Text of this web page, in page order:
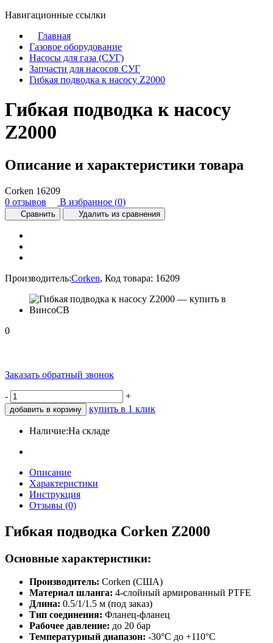
Навигационные ссылки
Главная
Газовое оборудование
Насосы для газа (СУГ)
Запчасти для насосов СУГ
Гибкая подводка к насосу Z2000
Гибкая подводка к насосу
Z2000
Описание и характеристики товара
Corken 16209
0 отзывов
В избранное (0)
Сравнить Удалить из сравнения
Производитель:Corken, Код товара: 16209
0
Заказать обратный звонок
- +
добавить в корзину купить в 1 клик
Наличие:На складе
Описание
Характеристики
Инструкция
Отзывы (0)
Гибкая подводка Corken Z2000
Основные характеристики:
Производитель: Corken (США)
Материал шланга: 4-слойный армированный PTFE
Длина: 0.5/1/1.5 м (под заказ)
Тип соединения: Фланец-фланец
Рабочее давление: до 20 бар
Температурный диапазон: -30°C до +110°C